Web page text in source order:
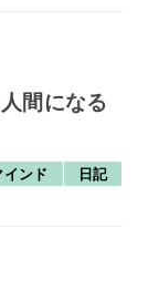
間になる
インド 日記